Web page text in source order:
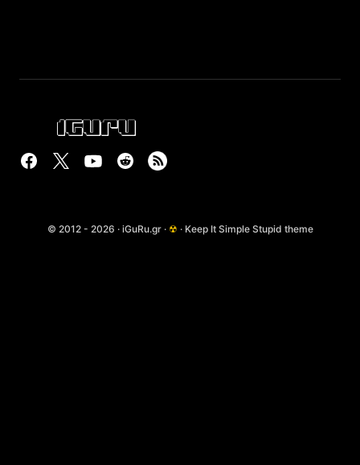
© 2012 - 2026 · iGuRu.gr · ☢ · Keep It Simple Stupid theme